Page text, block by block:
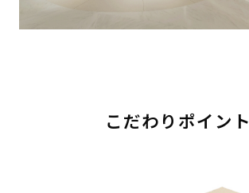
こだわりポイント